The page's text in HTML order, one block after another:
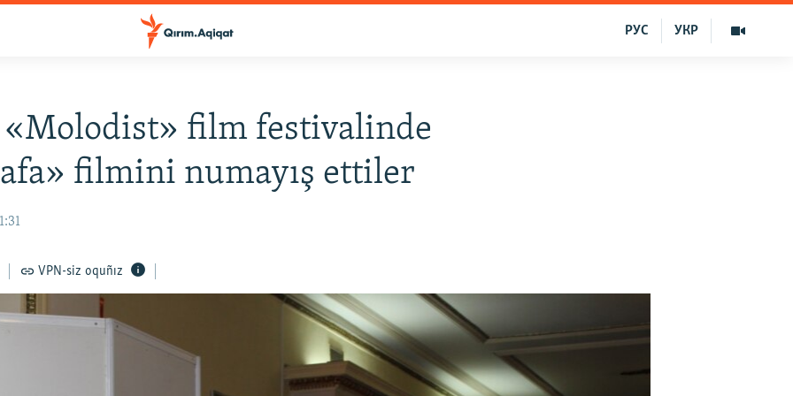
УКР
РУС
film festivalinde
filmini numayış ettiler
VPN-siz oquñız